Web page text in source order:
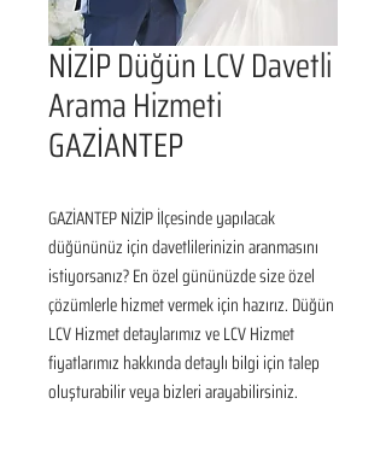
NİZİP Düğün LCV Davetli
Arama Hizmeti
GAZİANTEP
GAZİANTEP NİZİP İlçesinde yapılacak
düğününüz için davetlilerinizin aranmasını
istiyorsanız? En özel gününüzde size özel
çözümlerle hizmet vermek için hazırız. Düğün
LCV Hizmet detaylarımız ve LCV Hizmet
fiyatlarımız hakkında detaylı bilgi için talep
oluşturabilir veya bizleri arayabilirsiniz.